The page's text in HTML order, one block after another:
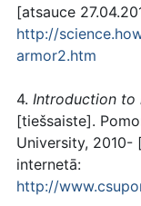
[atsauce
http://
armor2.htm
4. Introduction
[tiešsaiste].
University, 2010-
internetā:
http://